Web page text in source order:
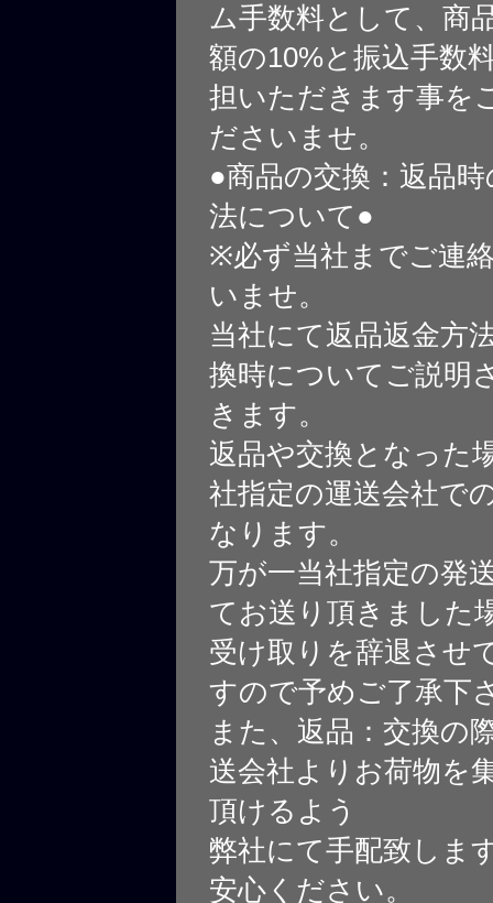
ム手数料として、商
額の10%と振込手数
担いただきます事を
ださいませ。
●商品の交換：返品
法について●
※必ず当社までご連
いませ。
当社にて返品返金方
換時についてご説明
きます。
返品や交換となった
社指定の運送会社で
なります。
万が一当社指定の発
てお送り頂きました
受け取りを辞退させ
すので予めご了承下
また、返品：交換の
送会社よりお荷物を
頂けるよう
弊社にて手配致しま
安心ください。